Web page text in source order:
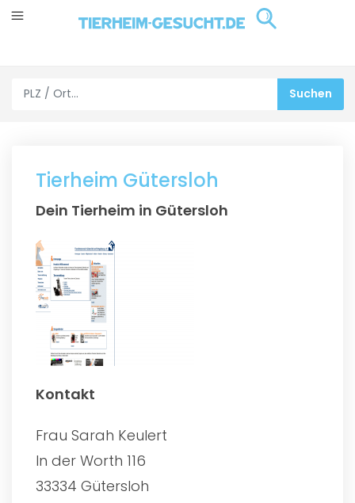
Tierheim Gütersloh
Dein Tierheim in Gütersloh
Kontakt
Frau Sarah Keulert
In der Worth 116
33334 Gütersloh